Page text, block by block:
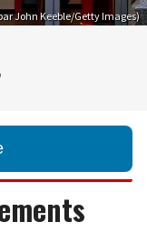
John Keeble/Getty Images)